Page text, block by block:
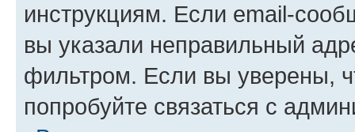
инструкциям. Если email-
вы указали неправильный
фильтром. Если вы уверены,
попробуйте связаться с